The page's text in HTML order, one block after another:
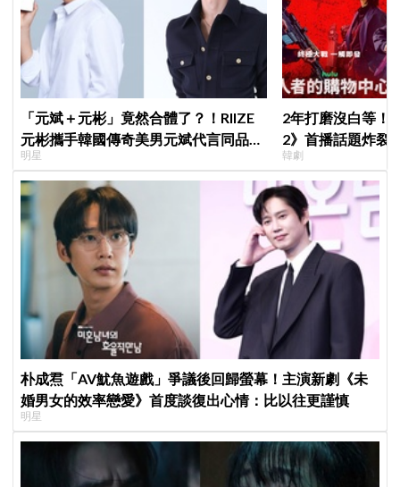
「元斌＋元彬」竟然合體了？！RIIZE
元彬攜手韓國傳奇美男元斌代言同品
牌，韓網瘋喊：兩個帥哥來了！
明星
2年打磨沒白等！
2》首播話題炸裂
季找我，我就拍
韓劇
朴成焄「AV魷魚遊戲」爭議後回歸螢幕！主演新劇《未
婚男女的效率戀愛》首度談復出心情：比以往更謹慎
明星